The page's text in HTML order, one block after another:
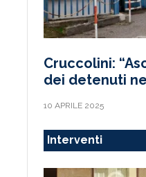
Cruccolini:
dei detenuti
10 APRILE 2025
Interventi